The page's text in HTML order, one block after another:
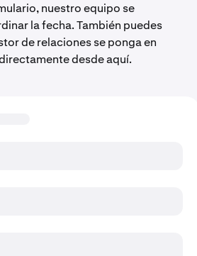
nuestro equipo se
la fecha. También puedes
de relaciones se ponga en
desde aquí.